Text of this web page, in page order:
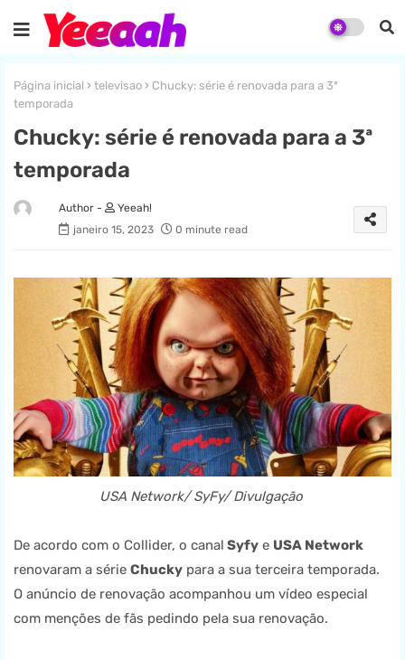
Página inicial televisao
Chucky: série é renovada para a 3ª
temporada
Chucky: série é renovada para a 3ª
temporada
Yeeah!
janeiro 15, 2023
0 minute read
USA Network/ SyFy/ Divulgação
De acordo com o Collider, o canal Syfy e USA Network
renovaram a série Chucky para a sua terceira temporada.
O anúncio de renovação acompanhou um vídeo especial
com menções de fãs pedindo pela sua renovação.